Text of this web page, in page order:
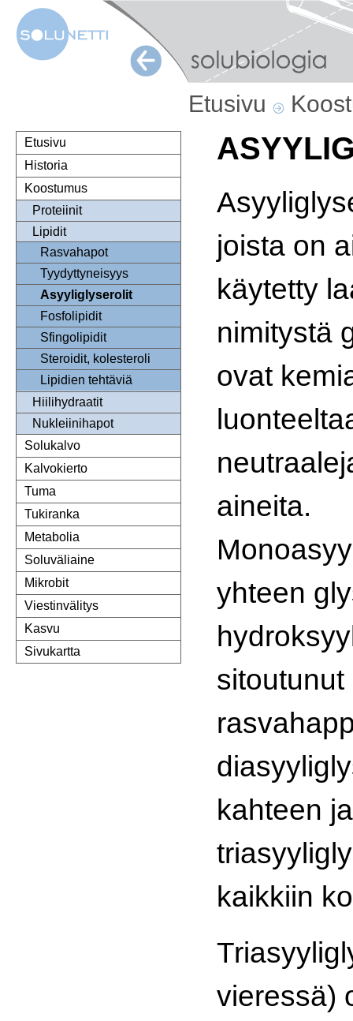
Etusivu
Etusivu
Historia
Koostumus
Proteiinit
Lipidit
Rasvahapot
Tyydyttyneisyys
Asyyliglyserolit
Fosfolipidit
Sfingolipidit
Steroidit, kolesteroli
Lipidien tehtäviä
Hiilihydraatit
Nukleiinihapot
Solukalvo
Kalvokierto
Tuma
Tukiranka
Metabolia
Soluväliaine
Mikrobit
Viestinvälitys
Kasvu
Sivukartta
joista on
käytetty
nimitystä
ovat
aineita.
yhteen
sitoutunut
kahteen ja
kaikkiin
vieressä)